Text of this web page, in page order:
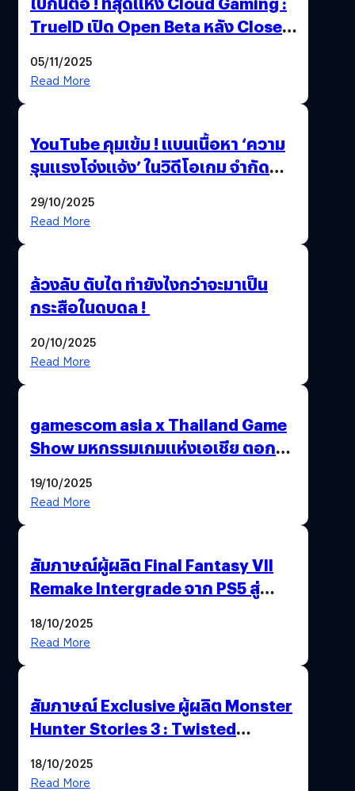
TrueID เปิด Open Beta หลัง Close
Thailand Game Show 2025 ทะลุ 15
05/11/2025
Read More
YouTube คุมเข้ม ! แบนเนื้อหา ‘ความ
รุนแรงโจ่งแจ้ง’ ในวิดีโอเกม จำกัด
29/10/2025
Read More
ล้วงลับ ตับไต ทำยังไงกว่าจะมาเป็น
กระสือในดบดล !
20/10/2025
Read More
gamescom asia x Thailand Game
Show มหกรรมเกมแห่งเอเชีย ตอกย้ำ
พาณิชย์ร่วมชูความสำเร็จ
19/10/2025
Read More
สัมภาษณ์ผู้ผลิต Final Fantasy VII
Remake Intergrade จาก PS5 สู่
18/10/2025
Read More
สัมภาษณ์ Exclusive ผู้ผลิต Monster
Hunter Stories 3 : Twisted
สวยฉ่ำ !
18/10/2025
Read More